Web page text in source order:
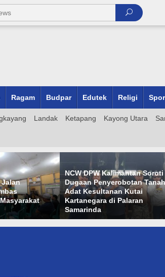
Ragam Budpar Edutek Religi
Landak Ketapang Kayong Utara
Soroti
Tanah
Kutai
Palaran
KORPRI Siap Gelar MTQ ke-
103 Kafilah Siap Ramaikan
Sulawesi Selatan